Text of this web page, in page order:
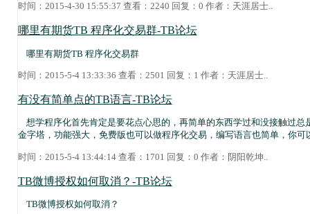
时间：2015-4-30 15:55:37 查看：2240 回复：0 作者： 天涯居士..
哪里有期货TB 程序化交易群-TB论坛
哪里有期货TB 程序化交易群
时间：2015-5-4 13:33:36 查看：2501 回复：1 作者： 天涯居士..
有没有简单点的TB语言-TB论坛
想学程序化首先肯定是要花点心思的，再简单的东西学过和没接触过总
金字塔，功能强大，免费版也可以做程序化交易，编写语言也简单，你可
时间：2015-5-4 13:44:14 查看：1701 回复：0 作者： 阴阳乾坤
TB微博授权如何取消？-TB论坛
TB微博授权如何取消？